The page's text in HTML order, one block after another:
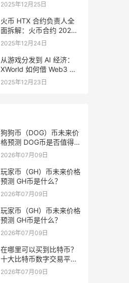
2025年12月25日
火币 HTX 合约负责人全
面拆解：火币合约 2025
做对了什么，又将走向哪
2025年12月24日
从游戏分发到 AI 经济：
XWorld 如何借 Web3 激
励之力重写价值分配？
2025年12月23日
狗狗币（DOG）币未来价
格预测 DOG币是否值得
投资？
2026年07月09日
玩家币（GH）币未来价格
预测 GH币是什么？
2026年07月09日
玩家币（GH）币未来价格
预测 GH币是什么？
2026年07月09日
在哪里可以买到比特币？
十大比特币数字交易平台
排行榜
2026年07月09日